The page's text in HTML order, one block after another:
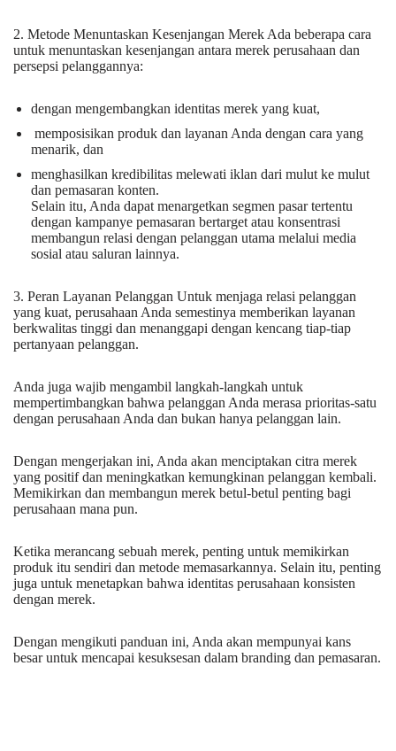
2. Metode Menuntaskan Kesenjangan Merek Ada beberapa cara
untuk menuntaskan kesenjangan antara merek perusahaan dan
persepsi pelanggannya:
dengan mengembangkan identitas merek yang kuat,
memposisikan produk dan layanan Anda dengan cara yang
menarik, dan
menghasilkan kredibilitas melewati iklan dari mulut ke mulut
dan pemasaran konten.
Selain itu, Anda dapat menargetkan segmen pasar tertentu
dengan kampanye pemasaran bertarget atau konsentrasi
membangun relasi dengan pelanggan utama melalui media
sosial atau saluran lainnya.
3. Peran Layanan Pelanggan Untuk menjaga relasi pelanggan
yang kuat, perusahaan Anda semestinya memberikan layanan
berkwalitas tinggi dan menanggapi dengan kencang tiap-tiap
pertanyaan pelanggan.
Anda juga wajib mengambil langkah-langkah untuk
mempertimbangkan bahwa pelanggan Anda merasa prioritas-satu
dengan perusahaan Anda dan bukan hanya pelanggan lain.
Dengan mengerjakan ini, Anda akan menciptakan citra merek
yang positif dan meningkatkan kemungkinan pelanggan kembali.
Memikirkan dan membangun merek betul-betul penting bagi
perusahaan mana pun.
Ketika merancang sebuah merek, penting untuk memikirkan
produk itu sendiri dan metode memasarkannya. Selain itu, penting
juga untuk menetapkan bahwa identitas perusahaan konsisten
dengan merek.
Dengan mengikuti panduan ini, Anda akan mempunyai kans
besar untuk mencapai kesuksesan dalam branding dan pemasaran.